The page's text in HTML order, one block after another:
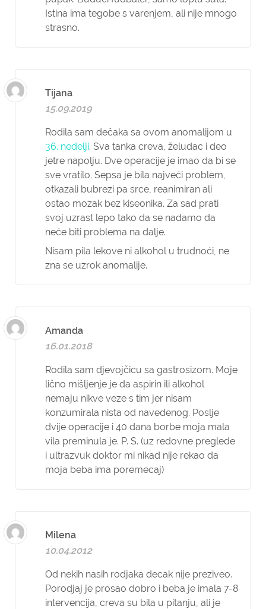
Istina ima tegobe s varenjem, ali nije mnogo
strasno.
Tijana
15.09.2019
Rodila sam dečaka sa ovom anomalijom u
36. nedelji. Sva tanka creva, želudac i deo
jetre napolju. Dve operacije je imao da bi se
sve vratilo. Sepsa je bila najveći problem,
otkazali bubrezi pa srce, reanimiran ali
ostao mozak bez kiseonika. Za sad prati
svoj uzrast lepo tako da se nadamo da
neće biti problema na dalje.
Nisam pila lekove ni alkohol u trudnoći, ne
zna se uzrok anomalije.
Amanda
16.01.2018
Rodila sam djevojčicu sa gastrosizom. Moje
lično mišljenje je da aspirin ili alkohol
nemaju nikve veze s tim jer nisam
konzumirala nista od navedenog. Poslje
dvije operacije i 40 dana borbe moja mala
vila preminula je. P. S. (uz redovne preglede
i ultrazvuk doktor mi nikad nije rekao da
moja beba ima poremecaj)
Milena
10.04.2012
Od nekih nasih rodjaka decak nije preziveo.
Porodjaj je prosao dobro i beba je imala 7-8
intervencija, creva su bila u pitanju, ali je